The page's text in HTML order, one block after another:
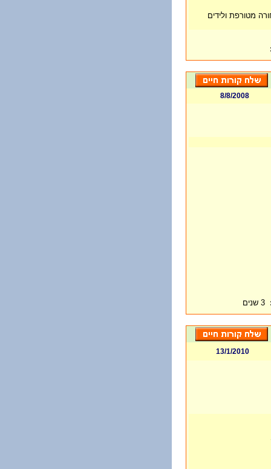
מטורפת ולידים
:
8/8/2008
: 3 שנים
13/1/2010